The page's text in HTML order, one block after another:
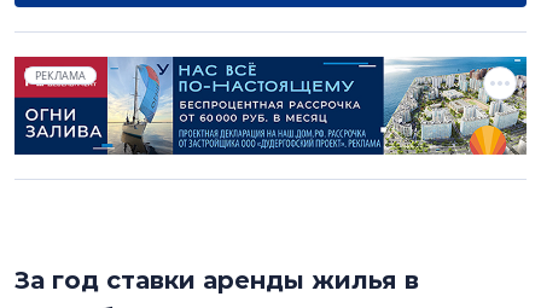
РЕКЛАМА
За год ставки аренды жилья в